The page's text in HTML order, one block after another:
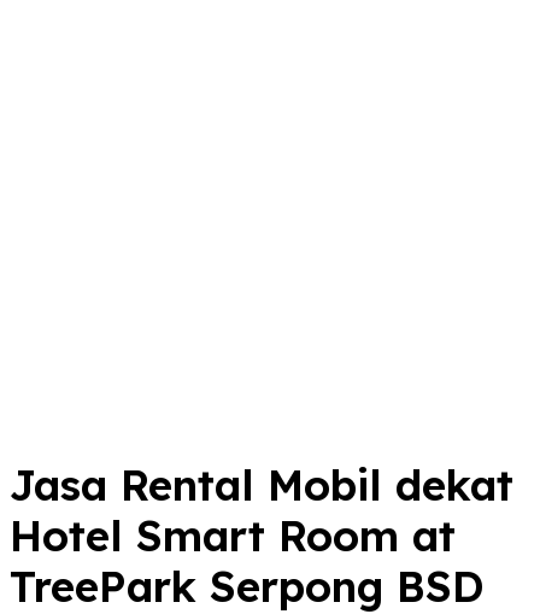
Jasa Rental Mobil dekat
Hotel Smart Room at
TreePark Serpong BSD